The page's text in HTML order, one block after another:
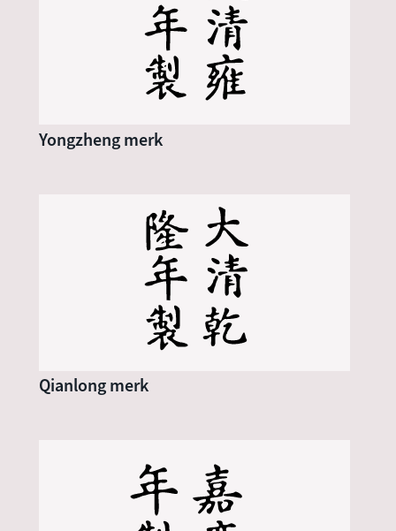
Yongzheng merk
Qianlong merk